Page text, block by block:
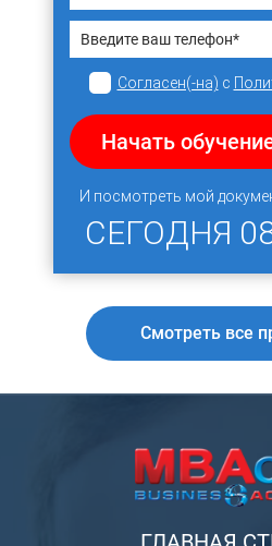
Согласен(-на) с
Начать
И посмотреть мой
СЕГОДНЯ
Смотреть все